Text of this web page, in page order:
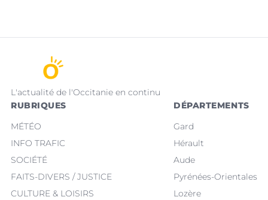
L'actualité de l'Occitanie en continu
RUBRIQUES
MÉTÉO
INFO TRAFIC
SOCIÉTÉ
FAITS-DIVERS / JUSTICE
CULTURE & LOISIRS
DÉPARTEMENTS
Gard
Hérault
Aude
Pyrénées-Orientales
Lozère